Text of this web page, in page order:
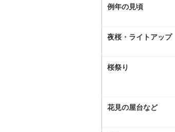
例年の見頃
夜桜・ライトアップ
桜祭り
花見の屋台など